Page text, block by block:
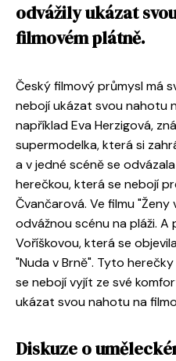
odvážily ukázat
filmovém plátně.
Český filmový průmysl má
nebojí ukázat svou nahotu
například Eva Herzigová,
supermodelka, která si
a v jedné scéně se
herečkou, která se nebojí
Čvančarová. Ve filmu
odvážnou scénu na pláži.
Voříškovou, která se
"Nuda v Brně". Tyto
se nebojí vyjít ze své
ukázat svou nahotu na
Diskuze o